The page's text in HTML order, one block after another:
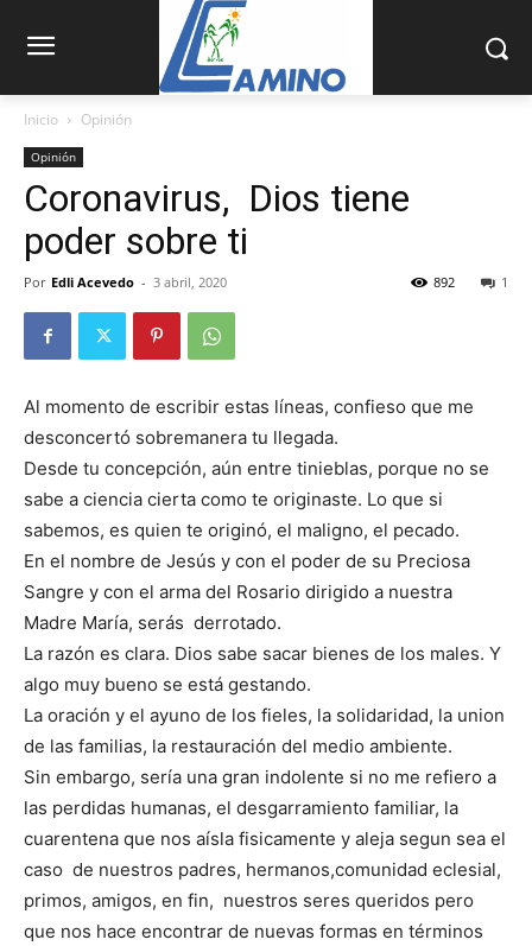
Inicio Opinión
Opinión
Coronavirus, Dios tiene
poder sobre ti
Por Edli Acevedo - 3 abril, 2020 1
892
Al momento de escribir estas líneas, confieso que me
desconcertó sobremanera tu llegada.
Desde tu concepción, aún entre tinieblas, porque no se
sabe a ciencia cierta como te originaste. Lo que si
sabemos, es quien te originó, el maligno, el pecado.
En el nombre de Jesús y con el poder de su Preciosa
Sangre y con el arma del Rosario dirigido a nuestra
Madre María, serás derrotado.
La razón es clara. Dios sabe sacar bienes de los males. Y
algo muy bueno se está gestando.
La oración y el ayuno de los fieles, la solidaridad, la union
de las familias, la restauración del medio ambiente.
Sin embargo, sería una gran indolente si no me refiero a
las perdidas humanas, el desgarramiento familiar, la
cuarentena que nos aísla fisicamente y aleja segun sea el
caso de nuestros padres, hermanos,comunidad eclesial,
primos, amigos, en fin, nuestros seres queridos pero
que nos hace encontrar de nuevas formas en términos